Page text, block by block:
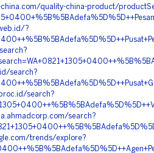
quality-china-product/
?
search?
search?
search?
trends/explore?